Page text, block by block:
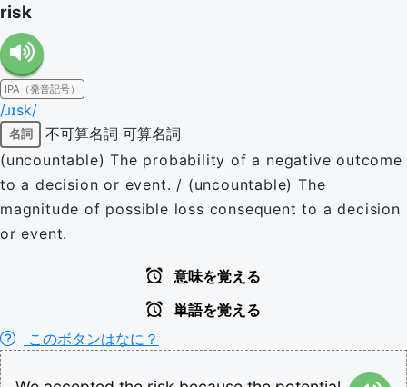
risk
IPA（発音記号）
/ɹɪsk/
名詞 不可算名詞 可算名詞
(uncountable) The probability of a negative outcome
to a decision or event. / (uncountable) The
magnitude of possible loss consequent to a decision
or event.
意味を覚える
単語を覚える
このボタンはなに？